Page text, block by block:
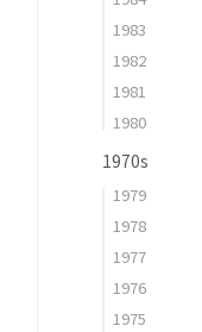
1983
1982
1981
1980
1970s
1979
1978
1977
1976
1975